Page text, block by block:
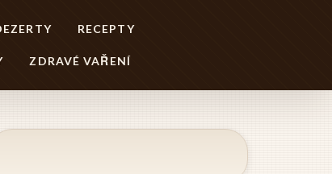
RECEPTY
ZDRAVÉ VAŘENÍ